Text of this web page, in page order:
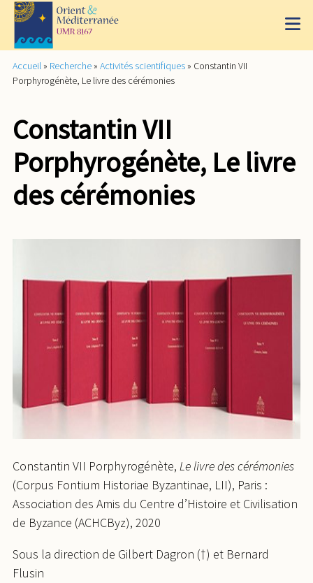
Accueil » Recherche » Activités scientifiques » Constantin VII
Porphyrogénète, Le livre des cérémonies
Constantin VII
Porphyrogénète, Le livre
des cérémonies
Constantin VII Porphyrogénète, Le livre des cérémonies
(Corpus Fontium Historiae Byzantinae, LII), Paris :
Association des Amis du Centre d’Histoire et Civilisation
de Byzance (ACHCByz), 2020
Sous la direction de Gilbert Dagron (†) et Bernard
Flusin